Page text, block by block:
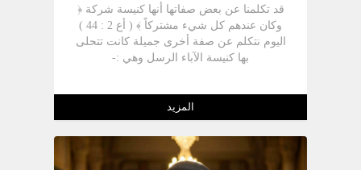
قد تكلمنا عن بعض صفاتها أنها كنيسة شركة ﴿
وكان عندهم كل شيء مشتركاً ﴾ ( أع 2 : 44 )
اليوم نتكلم عن صفة أخرى جميلة كانت تتحلى
بها كنيسة الآباء الرسل وهي :-
المزيد